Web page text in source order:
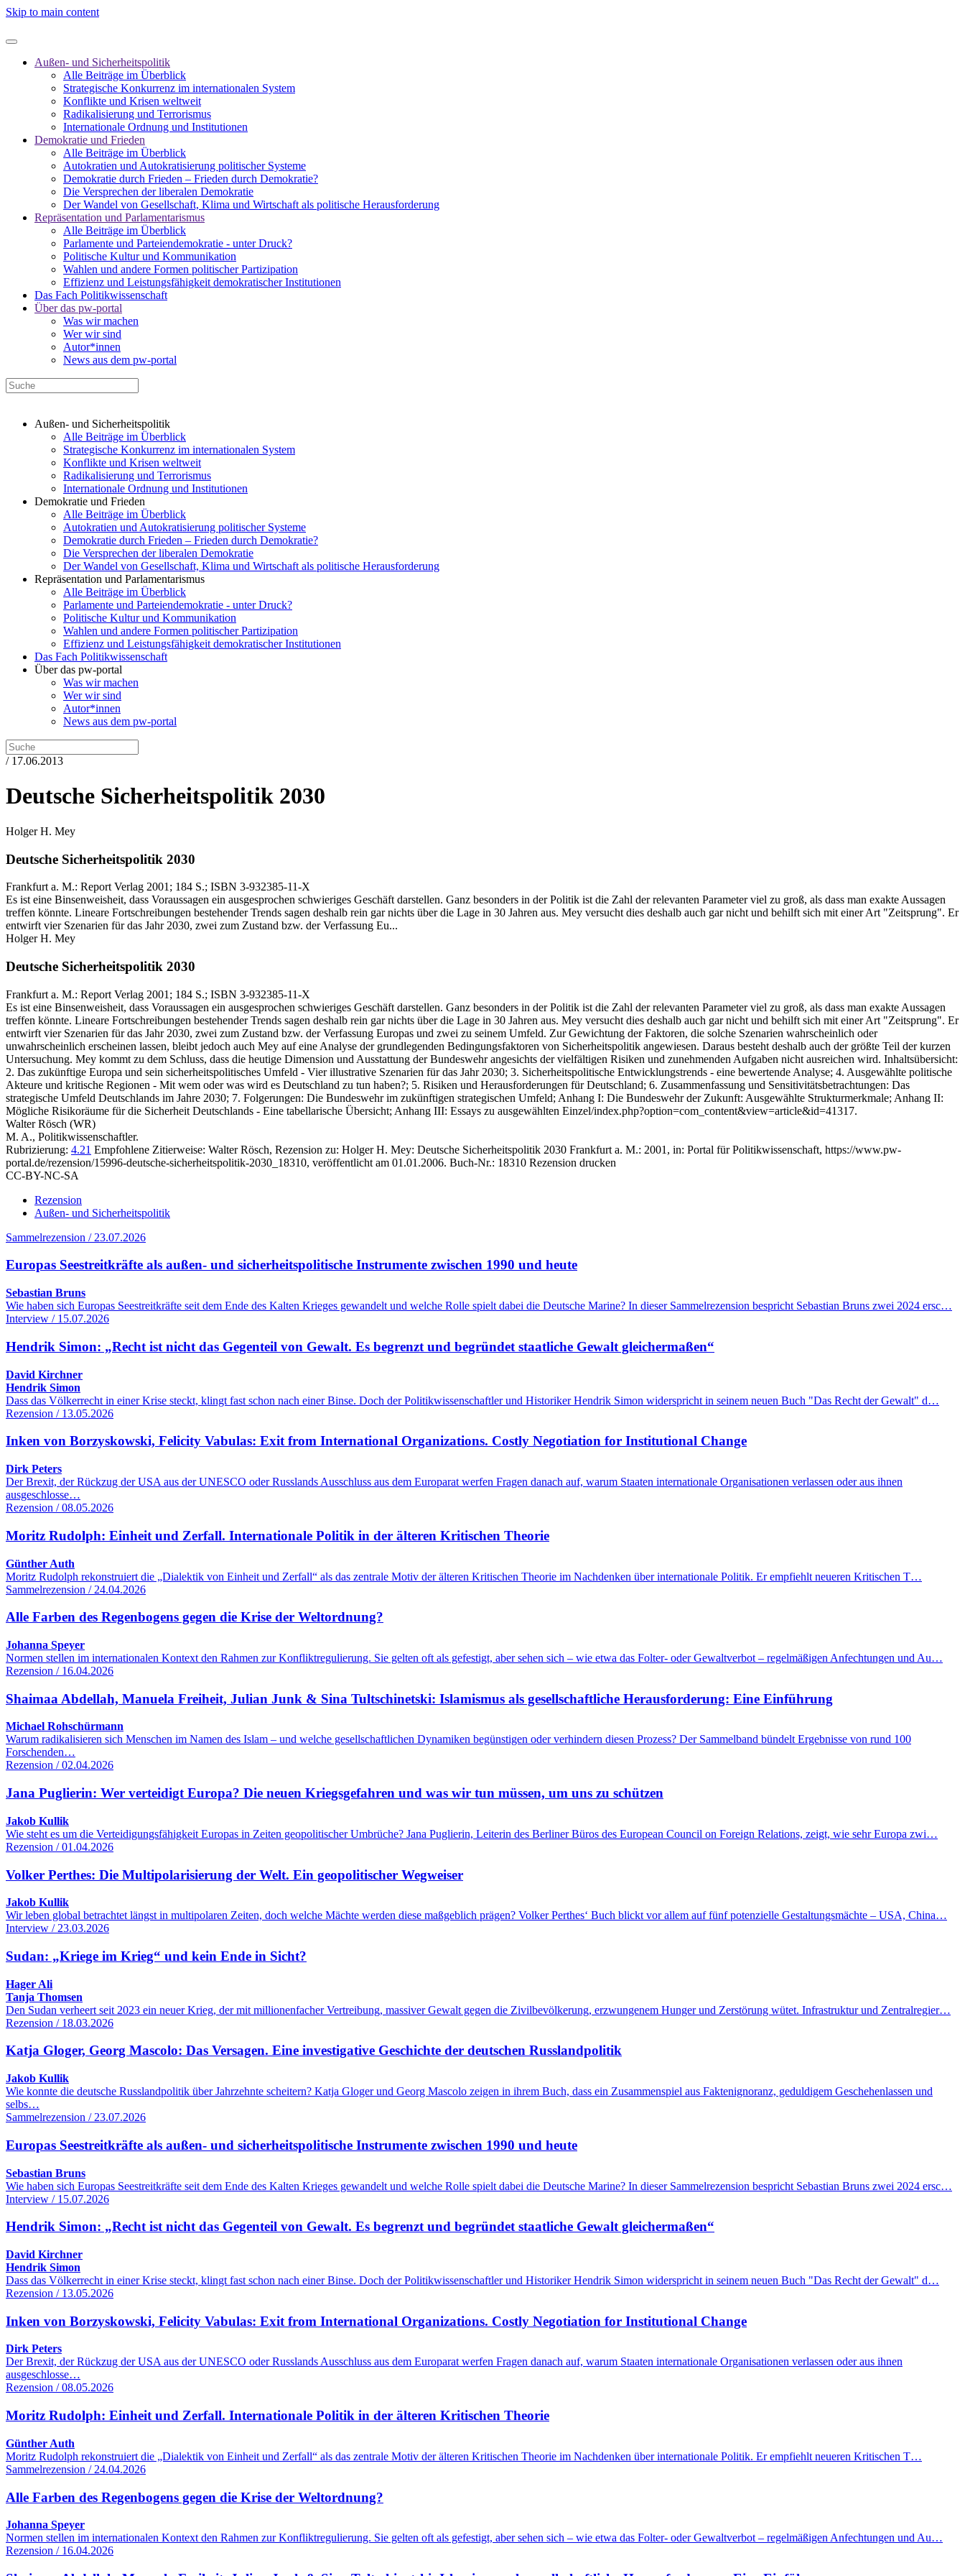
Skip to main content
Außen- und Sicherheitspolitik
Alle Beiträge im Überblick
Strategische Konkurrenz im internationalen System
Konflikte und Krisen weltweit
Radikalisierung und Terrorismus
Internationale Ordnung und Institutionen
Demokratie und Frieden
Alle Beiträge im Überblick
Autokratien und Autokratisierung politischer Systeme
Demokratie durch Frieden – Frieden durch Demokratie?
Die Versprechen der liberalen Demokratie
Der Wandel von Gesellschaft, Klima und Wirtschaft als politische Herausforderung
Repräsentation und Parlamentarismus
Alle Beiträge im Überblick
Parlamente und Parteiendemokratie - unter Druck?
Politische Kultur und Kommunikation
Wahlen und andere Formen politischer Partizipation
Effizienz und Leistungsfähigkeit demokratischer Institutionen
Das Fach Politikwissenschaft
Über das pw-portal
Was wir machen
Wer wir sind
Autor*innen
News aus dem pw-portal
Außen- und Sicherheitspolitik
Alle Beiträge im Überblick
Strategische Konkurrenz im internationalen System
Konflikte und Krisen weltweit
Radikalisierung und Terrorismus
Internationale Ordnung und Institutionen
Demokratie und Frieden
Alle Beiträge im Überblick
Autokratien und Autokratisierung politischer Systeme
Demokratie durch Frieden – Frieden durch Demokratie?
Die Versprechen der liberalen Demokratie
Der Wandel von Gesellschaft, Klima und Wirtschaft als politische Herausforderung
Repräsentation und Parlamentarismus
Alle Beiträge im Überblick
Parlamente und Parteiendemokratie - unter Druck?
Politische Kultur und Kommunikation
Wahlen und andere Formen politischer Partizipation
Effizienz und Leistungsfähigkeit demokratischer Institutionen
Das Fach Politikwissenschaft
Über das pw-portal
Was wir machen
Wer wir sind
Autor*innen
News aus dem pw-portal
/ 17.06.2013
Deutsche Sicherheitspolitik 2030
Holger H. Mey
Deutsche Sicherheitspolitik 2030
Frankfurt a. M.: Report Verlag 2001 ; 184 S.; ISBN 3-932385-11-X
Es ist eine Binsenweisheit, dass Voraussagen ein ausgesprochen schwieriges Geschäft darstellen. Ganz besonders in der Politik ist die Zahl der relevanten Parameter viel zu groß, als dass man exakte Aussagen
treffen könnte. Lineare Fortschreibungen bestehender Trends sagen deshalb rein gar nichts über die Lage in 30 Jahren aus. Mey versucht dies deshalb auch gar nicht und behilft sich mit einer Art "Zeitsprung". Er
entwirft vier Szenarien für das Jahr 2030, zwei zum Zustand bzw. der Verfassung Eu...
Holger H. Mey
Deutsche Sicherheitspolitik 2030
Frankfurt a. M.: Report Verlag 2001 ; 184 S.; ISBN 3-932385-11-X
Es ist eine Binsenweisheit, dass Voraussagen ein ausgesprochen schwieriges Geschäft darstellen. Ganz besonders in der Politik ist die Zahl der relevanten Parameter viel zu groß, als dass man exakte Aussagen
treffen könnte. Lineare Fortschreibungen bestehender Trends sagen deshalb rein gar nichts über die Lage in 30 Jahren aus. Mey versucht dies deshalb auch gar nicht und behilft sich mit einer Art "Zeitsprung". Er
entwirft vier Szenarien für das Jahr 2030, zwei zum Zustand bzw. der Verfassung Europas und zwei zu seinem Umfeld. Zur Gewichtung der Faktoren, die solche Szenarien wahrscheinlich oder
unwahrscheinlich erscheinen lassen, bleibt jedoch auch Mey auf eine Analyse der grundlegenden Bedingungsfaktoren von Sicherheitspolitik angewiesen. Daraus besteht deshalb auch der größte Teil der kurzen
Untersuchung. Mey kommt zu dem Schluss, dass die heutige Dimension und Ausstattung der Bundeswehr angesichts der vielfältigen Risiken und zunehmenden Aufgaben nicht ausreichen wird. Inhaltsübersicht:
2. Das zukünftige Europa und sein sicherheitspolitisches Umfeld - Vier illustrative Szenarien für das Jahr 2030; 3. Sicherheitspolitische Entwicklungstrends - eine bewertende Analyse; 4. Ausgewählte politische
Akteure und kritische Regionen - Mit wem oder was wird es Deutschland zu tun haben?; 5. Risiken und Herausforderungen für Deutschland; 6. Zusammenfassung und Sensitivitätsbetrachtungen: Das
strategische Umfeld Deutschlands im Jahre 2030; 7. Folgerungen: Die Bundeswehr im zukünftigen strategischen Umfeld; Anhang I: Die Bundeswehr der Zukunft: Ausgewählte Strukturmerkmale; Anhang II:
Mögliche Risikoräume für die Sicherheit Deutschlands - Eine tabellarische Übersicht; Anhang III: Essays zu ausgewählten Einzel/index.php?option=com_content&view=article&id=41317.
Walter Rösch (WR)
M. A., Politikwissenschaftler.
Rubrizierung: 4.21 Empfohlene Zitierweise: Walter Rösch, Rezension zu: Holger H. Mey: Deutsche Sicherheitspolitik 2030 Frankfurt a. M.: 2001, in: Portal für Politikwissenschaft, https://www.pw-
portal.de/rezension/15996-deutsche-sicherheitspolitik-2030_18310, veröffentlicht am 01.01.2006. Buch-Nr.: 18310 Rezension drucken
CC-BY-NC-SA
Rezension
Außen- und Sicherheitspolitik
Sammelrezension / 23.07.2026
Europas Seestreitkräfte als außen- und sicherheitspolitische Instrumente zwischen 1990 und heute
Sebastian Bruns
Wie haben sich Europas Seestreitkräfte seit dem Ende des Kalten Krieges gewandelt und welche Rolle spielt dabei die Deutsche Marine? In dieser Sammelrezension bespricht Sebastian Bruns zwei 2024 ersc…
Interview / 15.07.2026
Hendrik Simon: „Recht ist nicht das Gegenteil von Gewalt. Es begrenzt und begründet staatliche Gewalt gleichermaßen“
David Kirchner
Hendrik Simon
Dass das Völkerrecht in einer Krise steckt, klingt fast schon nach einer Binse. Doch der Politikwissenschaftler und Historiker Hendrik Simon widerspricht in seinem neuen Buch "Das Recht der Gewalt" d…
Rezension / 13.05.2026
Inken von Borzyskowski, Felicity Vabulas: Exit from International Organizations. Costly Negotiation for Institutional Change
Dirk Peters
Der Brexit, der Rückzug der USA aus der UNESCO oder Russlands Ausschluss aus dem Europarat werfen Fragen danach auf, warum Staaten internationale Organisationen verlassen oder aus ihnen
ausgeschlosse…
Rezension / 08.05.2026
Moritz Rudolph: Einheit und Zerfall. Internationale Politik in der älteren Kritischen Theorie
Günther Auth
Moritz Rudolph rekonstruiert die „Dialektik von Einheit und Zerfall“ als das zentrale Motiv der älteren Kritischen Theorie im Nachdenken über internationale Politik. Er empfiehlt neueren Kritischen T…
Sammelrezension / 24.04.2026
Alle Farben des Regenbogens gegen die Krise der Weltordnung?
Johanna Speyer
Normen stellen im internationalen Kontext den Rahmen zur Konfliktregulierung. Sie gelten oft als gefestigt, aber sehen sich – wie etwa das Folter- oder Gewaltverbot – regelmäßigen Anfechtungen und Au…
Rezension / 16.04.2026
Shaimaa Abdellah, Manuela Freiheit, Julian Junk & Sina Tultschinetski: Islamismus als gesellschaftliche Herausforderung: Eine Einführung
Michael Rohschürmann
Warum radikalisieren sich Menschen im Namen des Islam – und welche gesellschaftlichen Dynamiken begünstigen oder verhindern diesen Prozess? Der Sammelband bündelt Ergebnisse von rund 100
Forschenden…
Rezension / 02.04.2026
Jana Puglierin: Wer verteidigt Europa? Die neuen Kriegsgefahren und was wir tun müssen, um uns zu schützen
Jakob Kullik
Wie steht es um die Verteidigungsfähigkeit Europas in Zeiten geopolitischer Umbrüche? Jana Puglierin, Leiterin des Berliner Büros des European Council on Foreign Relations, zeigt, wie sehr Europa zwi…
Rezension / 01.04.2026
Volker Perthes: Die Multipolarisierung der Welt. Ein geopolitischer Wegweiser
Jakob Kullik
Wir leben global betrachtet längst in multipolaren Zeiten, doch welche Mächte werden diese maßgeblich prägen? Volker Perthes‘ Buch blickt vor allem auf fünf potenzielle Gestaltungsmächte – USA, China…
Interview / 23.03.2026
Sudan: „Kriege im Krieg“ und kein Ende in Sicht?
Hager Ali
Tanja Thomsen
Den Sudan verheert seit 2023 ein neuer Krieg, der mit millionenfacher Vertreibung, massiver Gewalt gegen die Zivilbevölkerung, erzwungenem Hunger und Zerstörung wütet. Infrastruktur und Zentralregier…
Rezension / 18.03.2026
Katja Gloger, Georg Mascolo: Das Versagen. Eine investigative Geschichte der deutschen Russlandpolitik
Jakob Kullik
Wie konnte die deutsche Russlandpolitik über Jahrzehnte scheitern? Katja Gloger und Georg Mascolo zeigen in ihrem Buch, dass ein Zusammenspiel aus Faktenignoranz, geduldigem Geschehenlassen und
selbs…
Sammelrezension / 23.07.2026
Europas Seestreitkräfte als außen- und sicherheitspolitische Instrumente zwischen 1990 und heute
Sebastian Bruns
Wie haben sich Europas Seestreitkräfte seit dem Ende des Kalten Krieges gewandelt und welche Rolle spielt dabei die Deutsche Marine? In dieser Sammelrezension bespricht Sebastian Bruns zwei 2024 ersc…
Interview / 15.07.2026
Hendrik Simon: „Recht ist nicht das Gegenteil von Gewalt. Es begrenzt und begründet staatliche Gewalt gleichermaßen“
David Kirchner
Hendrik Simon
Dass das Völkerrecht in einer Krise steckt, klingt fast schon nach einer Binse. Doch der Politikwissenschaftler und Historiker Hendrik Simon widerspricht in seinem neuen Buch "Das Recht der Gewalt" d…
Rezension / 13.05.2026
Inken von Borzyskowski, Felicity Vabulas: Exit from International Organizations. Costly Negotiation for Institutional Change
Dirk Peters
Der Brexit, der Rückzug der USA aus der UNESCO oder Russlands Ausschluss aus dem Europarat werfen Fragen danach auf, warum Staaten internationale Organisationen verlassen oder aus ihnen
ausgeschlosse…
Rezension / 08.05.2026
Moritz Rudolph: Einheit und Zerfall. Internationale Politik in der älteren Kritischen Theorie
Günther Auth
Moritz Rudolph rekonstruiert die „Dialektik von Einheit und Zerfall“ als das zentrale Motiv der älteren Kritischen Theorie im Nachdenken über internationale Politik. Er empfiehlt neueren Kritischen T…
Sammelrezension / 24.04.2026
Alle Farben des Regenbogens gegen die Krise der Weltordnung?
Johanna Speyer
Normen stellen im internationalen Kontext den Rahmen zur Konfliktregulierung. Sie gelten oft als gefestigt, aber sehen sich – wie etwa das Folter- oder Gewaltverbot – regelmäßigen Anfechtungen und Au…
Rezension / 16.04.2026